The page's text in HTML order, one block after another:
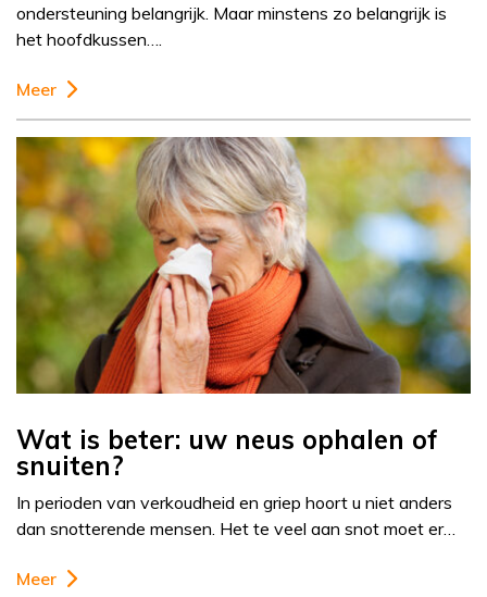
ondersteuning belangrijk. Maar minstens zo belangrijk is
het hoofdkussen….
Meer
Wat is beter: uw neus ophalen of
snuiten?
In perioden van verkoudheid en griep hoort u niet anders
dan snotterende mensen. Het te veel aan snot moet er…
Meer